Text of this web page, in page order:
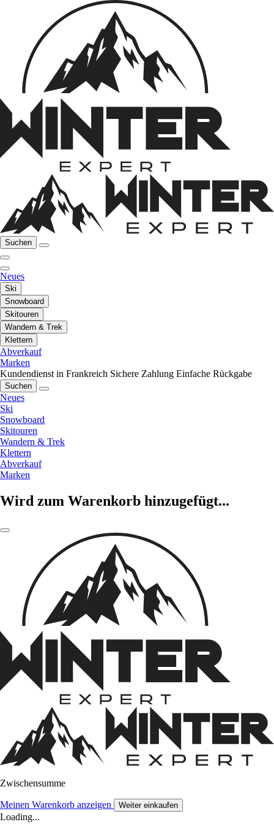
Suchen
Neues
Ski
Snowboard
Skitouren
Wandern & Trek
Klettern
Abverkauf
Marken
Kundendienst in Frankreich Sichere Zahlung Einfache Rückgabe
Suchen
Neues
Ski
Snowboard
Skitouren
Wandern & Trek
Klettern
Abverkauf
Marken
Wird zum Warenkorb hinzugefügt...
Zwischensumme
Meinen Warenkorb anzeigen Weiter einkaufen
Loading...